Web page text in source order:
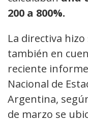
200 a 800%.
La directiva hizo
también en
reciente
Nacional de
Argentina,
de marzo se